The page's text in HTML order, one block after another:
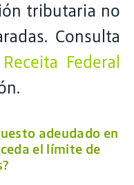
tributaria no
Consulta
Federal
adeudado en
el límite de